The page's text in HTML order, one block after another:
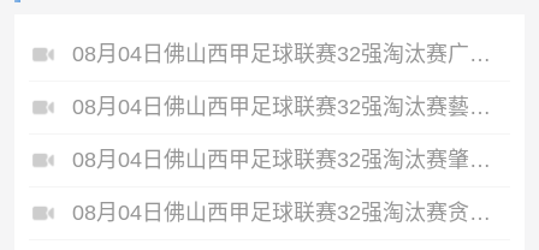
08月04日佛山西甲足球联赛32强淘汰赛广东西南建设VS香港圣徒全场录像
08月04日佛山西甲足球联赛32强淘汰赛藝品高國際VS湛江狂狼·粵辉能源全场录像
08月04日佛山西甲足球联赛32强淘汰赛肇庆恒骏成VS三七互娱全场录像
08月04日佛山西甲足球联赛32强淘汰赛贪玩游戏VS美的薪火全场录像